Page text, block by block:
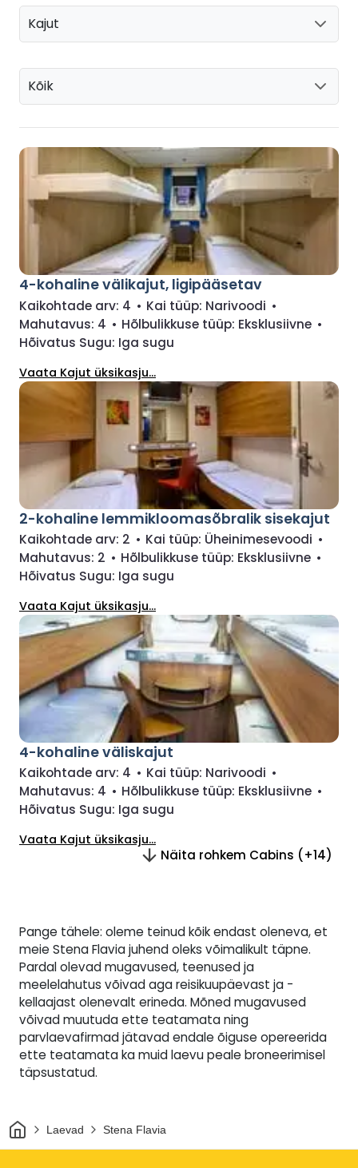
Kajut
Kõik
4-kohaline välikajut, ligipääsetav
Kaikohtade arv: 4 • Kai tüüp: Narivoodi •
Mahutavus: 4 • Hõlbulikkuse tüüp: Eksklusiivne •
Hõivatus Sugu: Iga sugu
Vaata Kajut üksikasju...
2-kohaline lemmikloomasõbralik sisekajut
Kaikohtade arv: 2 • Kai tüüp: Üheinimesevoodi •
Mahutavus: 2 • Hõlbulikkuse tüüp: Eksklusiivne •
Hõivatus Sugu: Iga sugu
Vaata Kajut üksikasju...
4-kohaline väliskajut
Kaikohtade arv: 4 • Kai tüüp: Narivoodi •
Mahutavus: 4 • Hõlbulikkuse tüüp: Eksklusiivne •
Hõivatus Sugu: Iga sugu
Vaata Kajut üksikasju...
Näita rohkem Cabins (+14)
Pange tähele: oleme teinud kõik endast oleneva, et
meie Stena Flavia juhend oleks võimalikult täpne.
Pardal olevad mugavused, teenused ja
meelelahutus võivad aga reisikuupäevast ja -
kellaajast olenevalt erineda. Mõned mugavused
võivad muutuda ette teatamata ning
parvlaevafirmad jätavad endale õiguse opereerida
ette teatamata ka muid laevu peale broneerimisel
täpsustatud.
AvalehtLaevad Stena Flavia